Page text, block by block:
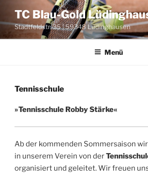
Inhalt
springen
TC Blau-Gold
Stadtfeldstr. 35 | 59348 Lüdinghausen
Menü
Tennisschule
»Ten­nis­schu­le Rob­by Stärke«
Ab der kom­men­den Som­mer­sai­son
in unse­rem Ver­ein von der
orga­ni­siert und gelei­tet. Wir freu­en